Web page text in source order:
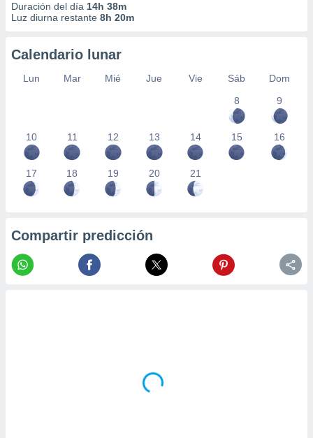
Duración del día 14h 38m
Luz diurna restante 8h 20m
Calendario lunar
Lun Mar Mié Jue Vie Sáb
Dom
8
9
10 11 12 13 14 15 16
17 18 19 20 21
Compartir predicción